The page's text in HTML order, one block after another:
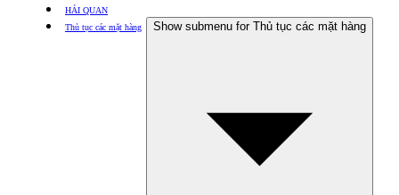
HẢI QUAN
Thủ tục các mặt hàng
Show submenu for Thủ tục các mặt hàng